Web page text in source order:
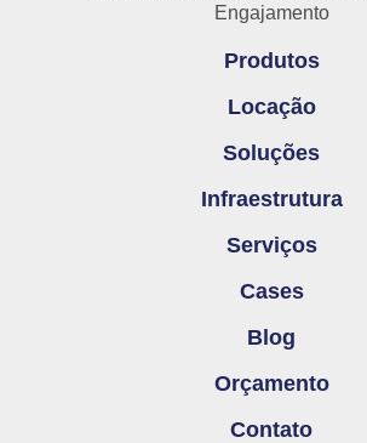
Engajamento
Produtos
Locação
Soluções
Infraestrutura
Serviços
Cases
Blog
Orçamento
Contato